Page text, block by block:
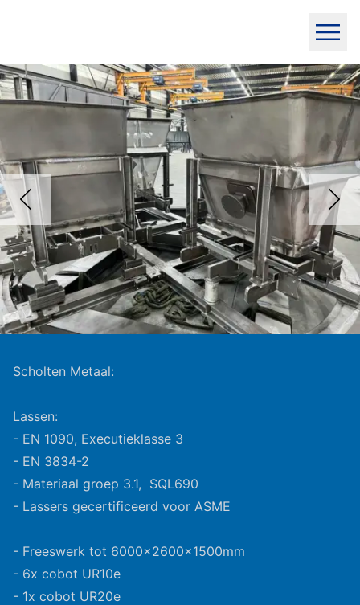
Scholten Metaal:
Lassen:
- EN 1090, Executieklasse 3
- EN 3834-2
- Materiaal groep 3.1, SQL690
- Lassers gecertificeerd voor ASME
- Freeswerk tot 6000x2600x1500mm
- 6x cobot UR10e
- 1x cobot UR20e